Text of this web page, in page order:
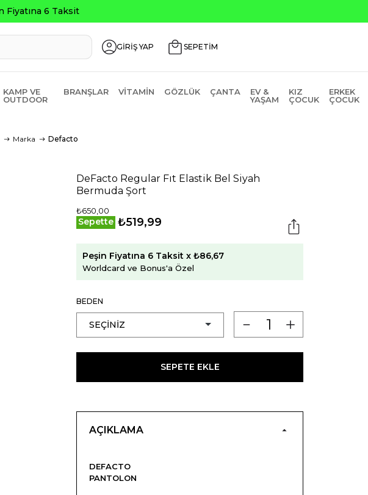
GİRİŞ YAP SEPETİM
KAMP VE
OUTDOOR
BRANŞLAR VITAMIN GÖZLÜK ÇANTA
EV &
YAŞAM
KIZ
ÇOCUK
ERKEK
ÇOCUK
Marka Defacto
DeFacto Regular Fıt Elastik Bel Siyah
Bermuda Şort
₺650,00
Sepette ₺519,99
Peşin Fiyatına 6 Taksit x ₺86,67
Worldcard ve Bonus'a Özel
BEDEN
SEPETE EKLE
AÇIKLAMA
DEFACTO
PANTOLON